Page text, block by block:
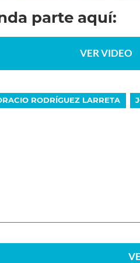
parte aquí:
VER VIDEO
RODRÍGUEZ LARRETA